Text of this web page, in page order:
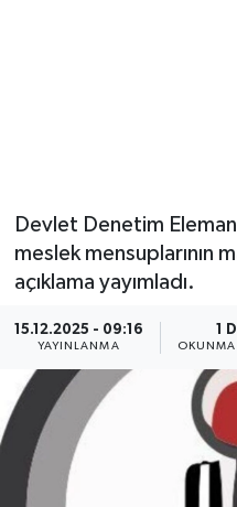
Devlet Denetim
meslek mensuplarının
açıklama yayımladı.
15.12.2025 - 09:16
YAYINLANMA
1
OKUNMA